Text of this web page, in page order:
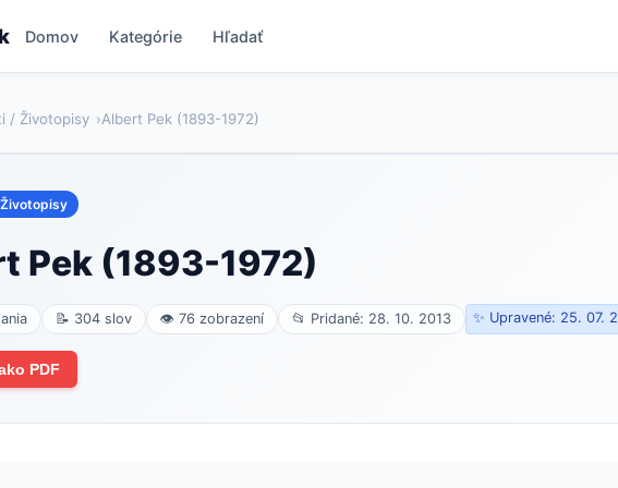
Domov Kategórie Hľadať
/ Životopisy Albert Pek (1893-1972)
Pek (1893-1972)
📝 304 slov 👁 76 zobrazení 📂 Pridané: 28. 10. 2013 ✨ Upravené: 25. 07.
PDF